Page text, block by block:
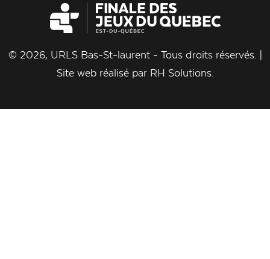
© 2026, URLS Bas-St-laurent - Tous droits réservés. |
Site web réalisé par RH Solutions.